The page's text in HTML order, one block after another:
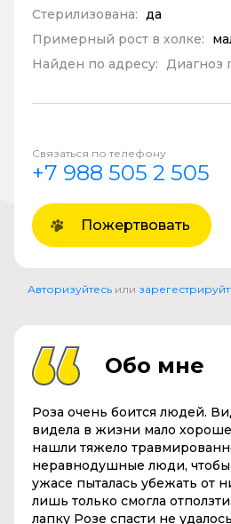
Стерилизована: да
Примерный рост в холке:
Найден по адресу: Диагноз
Связаться по телефону
+7 988 505 2 505
Пожертвовать
Авторизуйтесь или
Обо мне
Роза очень боится людей.
видела в жизни мало
нашли тяжело
неравнодушные люди, чтобы
ужасе пыталась убежать от
лишь только смогла
лапку Розе спасти не